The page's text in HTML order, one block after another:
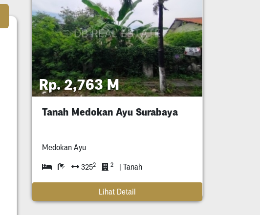
Rp. 2,763 M
Tanah Medokan Ayu Surabaya
Medokan Ayu
3252 2 | Tanah
Lihat Detail